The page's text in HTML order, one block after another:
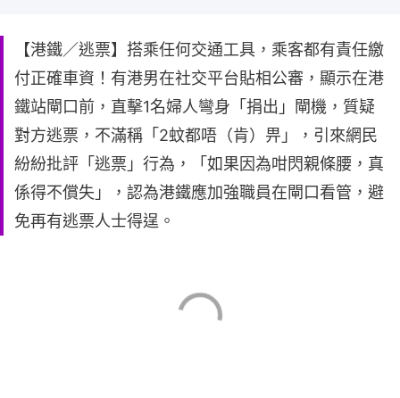
【港鐵／逃票】搭乘任何交通工具，乘客都有責任繳
付正確車資！有港男在社交平台貼相公審，顯示在港
鐵站閘口前，直擊1名婦人彎身「捐出」閘機，質疑
對方逃票，不滿稱「2蚊都唔（肯）畀」，引來網民
紛紛批評「逃票」行為，「如果因為咁閃親條腰，真
係得不償失」，認為港鐵應加強職員在閘口看管，避
免再有逃票人士得逞。